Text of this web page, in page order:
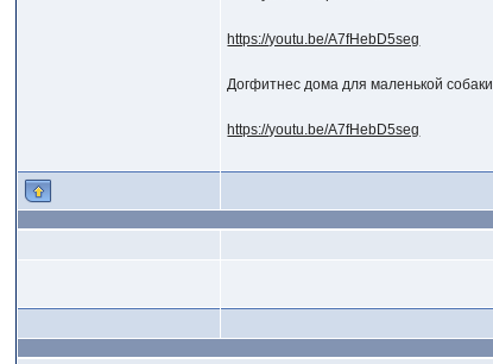
https://youtu.be/A7fHebD5seg
Догфитнес дома для маленькой собаки
https://youtu.be/A7fHebD5seg